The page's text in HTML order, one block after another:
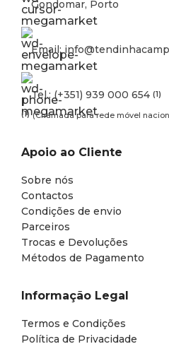
Gondomar, Porto
Email:
Tel.: (+351) 939 000 654 (1)
(1) (Chamada para rede móvel
Apoio ao Cliente
Sobre nós
Contactos
Condições de envio
Parceiros
Trocas e Devoluções
Métodos de Pagamento
Informação Legal
Termos e Condições
Política de Privacidade